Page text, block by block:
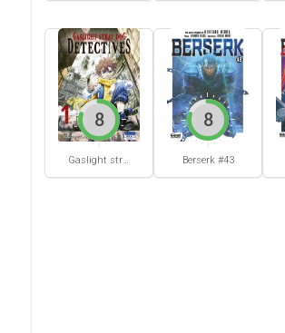
Gaslight stray dog detectives #1
8
Berserk #43
8